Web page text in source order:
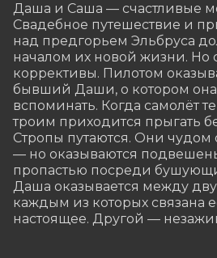
Даша и Саша — счастливые
Свадебное путешествие и
над предгорьем Эльбруса
началом их новой жизни. Но
коррективы. Пилотом
бывший Даши, о котором она
вспоминать. Когда самолёт
троим приходится прыгать
Стропы путаются. Они чудом
— но оказываются
пропастью посреди
Даша оказывается между
каждым из которых связана
настоящее. Другой —